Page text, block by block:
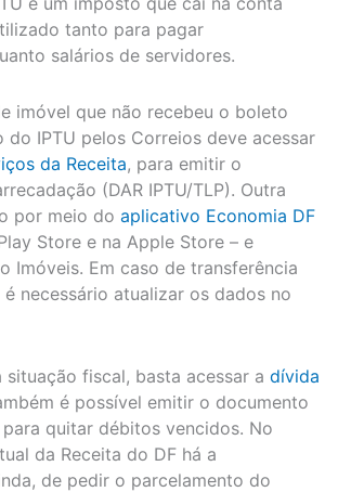
tanto para pagar
salários de servidores.
imóvel que não recebeu o boleto
do IPTU pelos Correios deve acessar
da Receita, para emitir o
(DAR IPTU/TLP). Outra
por meio do aplicativo Economia DF
Store e na Apple Store – e
Imóveis. Em caso de transferência
necessário atualizar os dados no
situação fiscal, basta acessar a dívida
é possível emitir o documento
quitar débitos vencidos. No
da Receita do DF há a
de pedir o parcelamento do